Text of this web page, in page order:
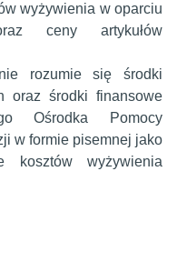
wyżywienia w oparciu
ceny artykułów
rozumie się środki
oraz środki finansowe
Ośrodka Pomocy
w formie pisemnej jako
kosztów wyżywienia